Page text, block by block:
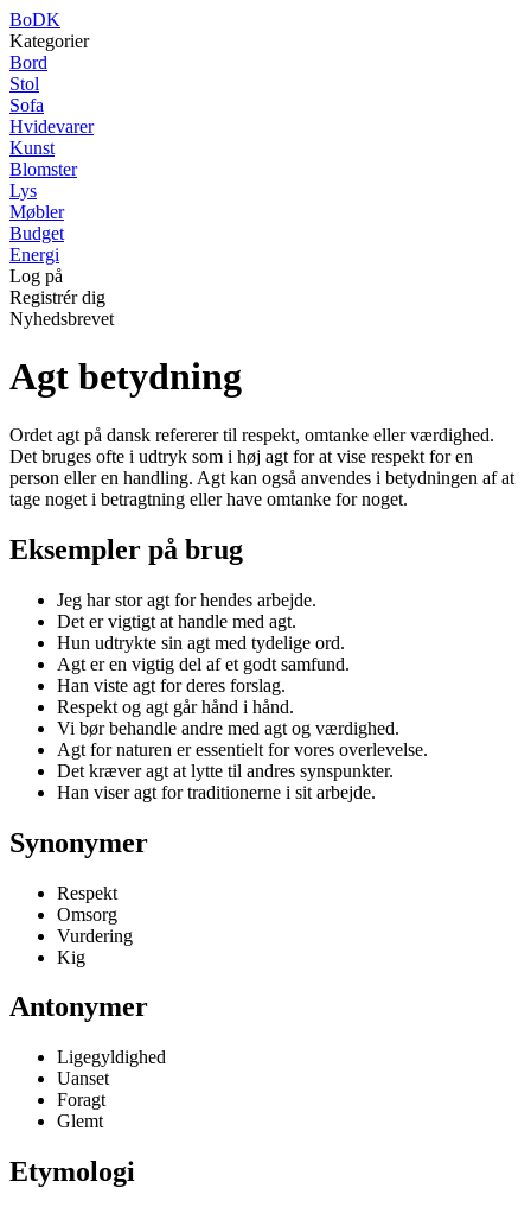
BoDK
Kategorier
Bord
Stol
Sofa
Hvidevarer
Kunst
Blomster
Lys
Møbler
Budget
Energi
Log på
Registrér dig
Nyhedsbrevet
Agt betydning
Ordet agt på dansk refererer til respekt, omtanke eller værdighed.
Det bruges ofte i udtryk som i høj agt for at vise respekt for en
person eller en handling. Agt kan også anvendes i betydningen af at
tage noget i betragtning eller have omtanke for noget.
Eksempler på brug
Jeg har stor agt for hendes arbejde.
Det er vigtigt at handle med agt.
Hun udtrykte sin agt med tydelige ord.
Agt er en vigtig del af et godt samfund.
Han viste agt for deres forslag.
Respekt og agt går hånd i hånd.
Vi bør behandle andre med agt og værdighed.
Agt for naturen er essentielt for vores overlevelse.
Det kræver agt at lytte til andres synspunkter.
Han viser agt for traditionerne i sit arbejde.
Synonymer
Respekt
Omsorg
Vurdering
Kig
Antonymer
Ligegyldighed
Uanset
Foragt
Glemt
Etymologi